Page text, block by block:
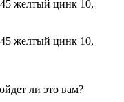
ли это вам?